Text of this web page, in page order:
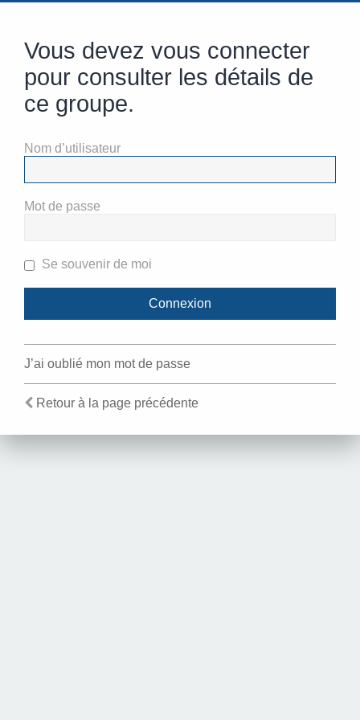
Vous devez vous connecter
pour consulter les détails de
ce groupe.
Nom d’utilisateur
Mot de passe
Se souvenir de moi
J’ai oublié mon mot de passe
Retour à la page précédente